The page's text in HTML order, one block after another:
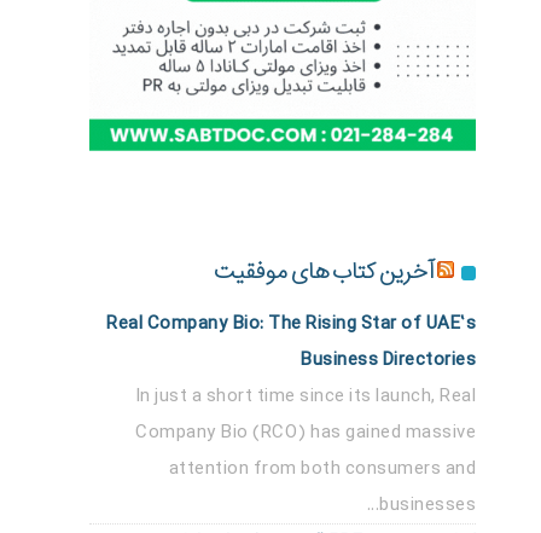
آخرین کتاب های موفقیت
Real Company Bio: The Rising Star of UAE’s
Business Directories
In just a short time since its launch, Real
Company Bio (RCO) has gained massive
attention from both consumers and
businesses...